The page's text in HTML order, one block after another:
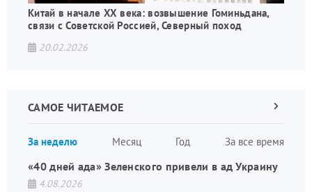
Китай в начале XX века: возвышение Гоминьдана,
связи с Советской Россией, Северный поход
20.02.2026
САМОЕ ЧИТАЕМОЕ
За неделю Месяц Год За все время
Следующая
«40 дней ада» Зеленского привели в ад Украину
4.08.2026